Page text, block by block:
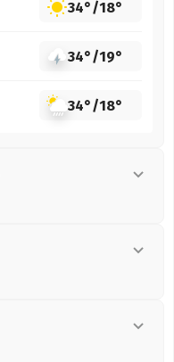
34°/18°
34°/19°
34°/18°